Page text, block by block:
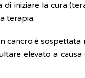
iniziare la cura
terapia.
cancro è
elevato a